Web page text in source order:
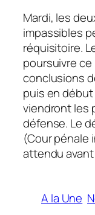
Mardi, les
impassibles
réquisitoire.
poursuivre ce
conclusions
puis en
viendront les
défense. Le
(Cour pénale
attendu
A la Une